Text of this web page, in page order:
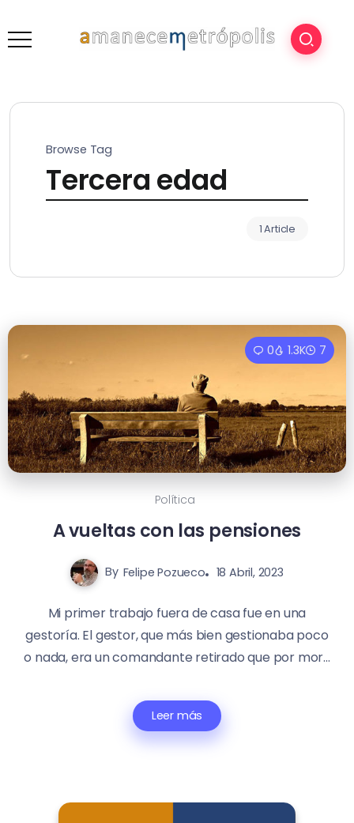
Browse Tag
Tercera edad
1 Article
0 1.3K 7
Política
A vueltas con las pensiones
By Felipe Pozueco 18 Abril, 2023
Mi primer trabajo fuera de casa fue en una
gestoría. El gestor, que más bien gestionaba poco
o nada, era un comandante retirado que por mor...
Leer más